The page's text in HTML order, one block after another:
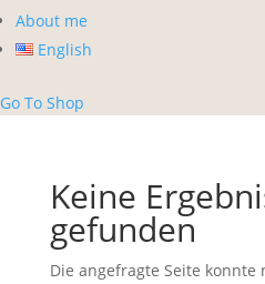
About me
English
Go To Shop
Keine
gefunden
Die angefragte Seite